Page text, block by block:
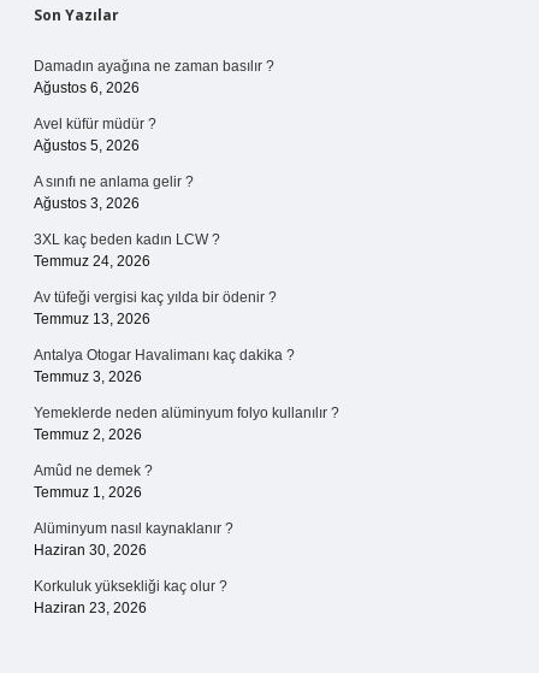
Sidebar
Son Yazılar
Damadın ayağına ne zaman basılır ?
Ağustos 6, 2026
Avel küfür müdür ?
Ağustos 5, 2026
A sınıfı ne anlama gelir ?
Ağustos 3, 2026
3XL kaç beden kadın LCW ?
Temmuz 24, 2026
Av tüfeği vergisi kaç yılda bir ödenir ?
Temmuz 13, 2026
Antalya Otogar Havalimanı kaç dakika ?
Temmuz 3, 2026
Yemeklerde neden alüminyum folyo kullanılır ?
Temmuz 2, 2026
Amûd ne demek ?
Temmuz 1, 2026
Alüminyum nasıl kaynaklanır ?
Haziran 30, 2026
Korkuluk yüksekliği kaç olur ?
Haziran 23, 2026